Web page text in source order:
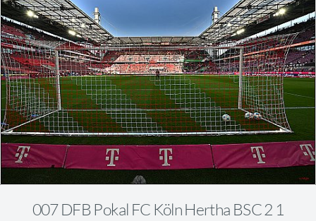
007 DFB Pokal FC Köln Hertha BSC 2 1